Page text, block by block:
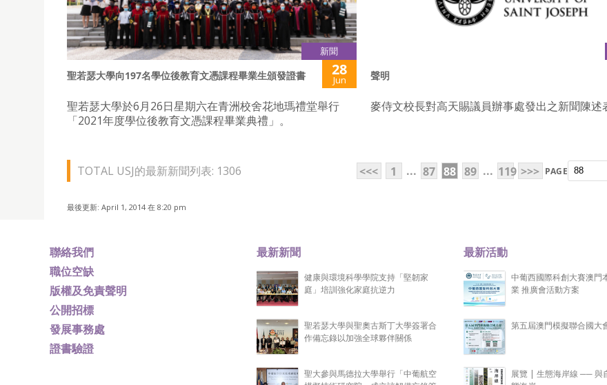
新聞
聖若瑟大學向197名學位後教育文憑課程畢業生頒發證書 28
Jun
聖若瑟大學於6月26日星期六在青洲校舍花地瑪禮堂舉行
「2021年度學位後教育文憑課程畢業典禮」。
聲明
麥侍文校長對高天賜議員辦事處發出之新聞陳述
TOTAL USJ的最新新聞列表: 1306 <<< 1 ... 87 88 89 ... 119 >>> PAGE
最後更新: April 1, 2014 在 8:20 pm
聯絡我們
職位空缺
版權及免責聲明
公開招標
發展事務處
證書驗證
最新新聞
健康與環境科學學院支持「堅韌家
庭」培訓強化家庭抗逆力
聖若瑟大學與聖奧古斯丁大學簽署合
作備忘錄以加強全球夥伴關係
聖大參與馬德拉大學舉行「中葡航空
最新活動
中葡西國際科創大賽澳門
業 推廣會活動方案
第五屆澳門模擬聯合國大
展覽 | 生態海岸線 ── 與